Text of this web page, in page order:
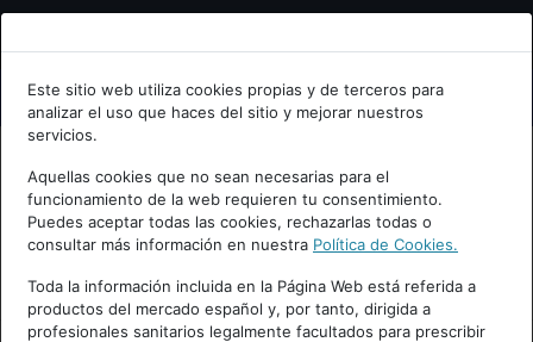
Bienvenid@ a psiquiatria.com
Escribe tu Email
Accede o regístrate con tu email.
Cancelar
Este sitio web utiliza cookies propias y de terceros para
analizar el uso que haces del sitio y mejorar nuestros
servicios.
Aquellas cookies que no sean necesarias para el
funcionamiento de la web requieren tu consentimiento.
Puedes aceptar todas las cookies, rechazarlas todas o
consultar más información en nuestra Política de Cookies.
Toda la información incluida en la Página Web está referida a
productos del mercado español y, por tanto, dirigida a
profesionales sanitarios legalmente facultados para prescribir